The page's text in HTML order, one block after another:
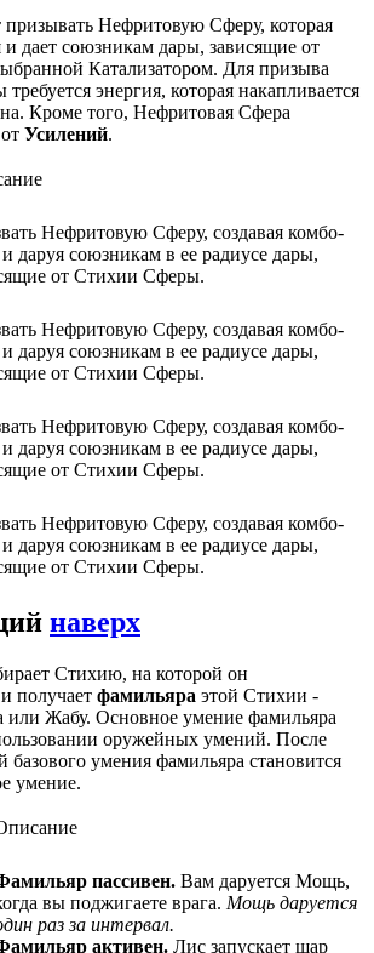
Нефритовую Сферу, которая
и дает союзникам дары, зависящие от
Катализатором. Для призыва
энергия, которая накапливается
Кроме того, Нефритовая Сфера
Усилений.
Нефритовую Сферу, создавая комбо-
даруя союзникам в ее радиусе дары,
от Стихии Сферы.
Нефритовую Сферу, создавая комбо-
даруя союзникам в ее радиусе дары,
от Стихии Сферы.
Нефритовую Сферу, создавая комбо-
даруя союзникам в ее радиусе дары,
от Стихии Сферы.
Нефритовую Сферу, создавая комбо-
даруя союзникам в ее радиусе дары,
от Стихии Сферы.
наверх
Стихию, на которой он
получает фамильяра этой Стихии -
или Жабу. Основное умение фамильяра
оружейных умений. После
базового умения фамильяра становится
умение.
пассивен. Вам даруется Мощь,
вы поджигаете врага. Мощь даруется
раз за интервал.
активен. Лис запускает шар